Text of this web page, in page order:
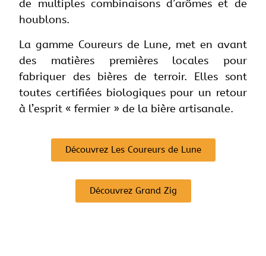
de multiples combinaisons d’arômes et de
houblons.
La gamme Coureurs de Lune, met en avant
des matières premières locales pour
fabriquer des bières de terroir. Elles sont
toutes certifiées biologiques pour un retour
à l’esprit « fermier » de la bière artisanale.
Découvrez Les Coureurs de Lune
Découvrez Grand Zig